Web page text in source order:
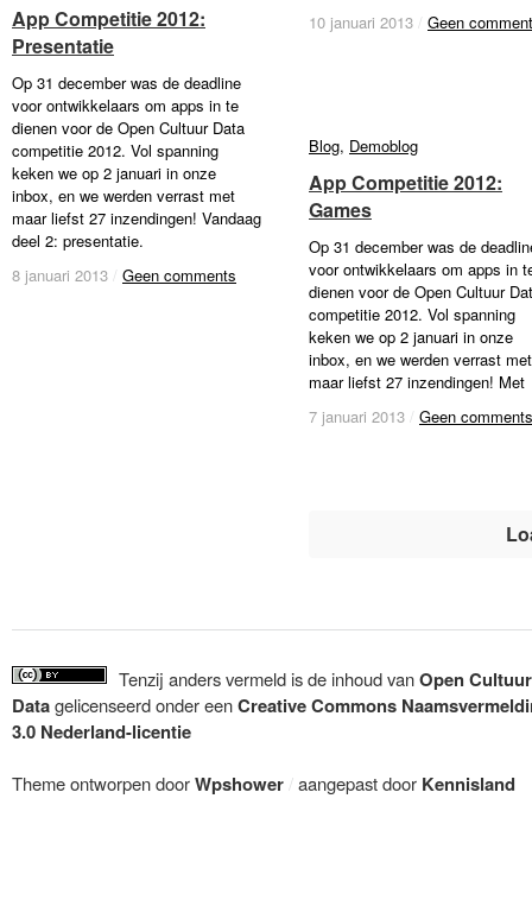
10 januari 2013 / Geen
10 januari 2013 / Geen
App Competitie 2012:
Presentatie
Op 31 december was de deadline
voor ontwikkelaars om apps in te
dienen voor de Open Cultuur Data
competitie 2012. Vol spanning
keken we op 2 januari in onze
inbox, en we werden verrast met
maar liefst 27 inzendingen! Vandaag
deel 2: presentatie.
8 januari 2013 / Geen comments
App Competitie 2012:
Presentatie
8 januari 2013 / Geen comments
Blog, Demoblog
App Competitie 2012:
Games
Op 31 december was de
voor ontwikkelaars om apps in
dienen voor de Open Cultuur
competitie 2012. Vol spanning
keken we op 2 januari in onze
inbox, en we werden verrast met
maar liefst 27 inzendingen! Met
7 januari 2013 / Geen comments
Blog Demoblog
App Competitie 2012:
Games
7 januari 2013 / Geen comments
Tenzij anders vermeld is de inhoud vanOpen Cultuur
Datagelicenseerd onder eenCreative Commons
3.0 Nederland-licentie
Theme ontworpen doorWpshower /aangepast door Kennisland